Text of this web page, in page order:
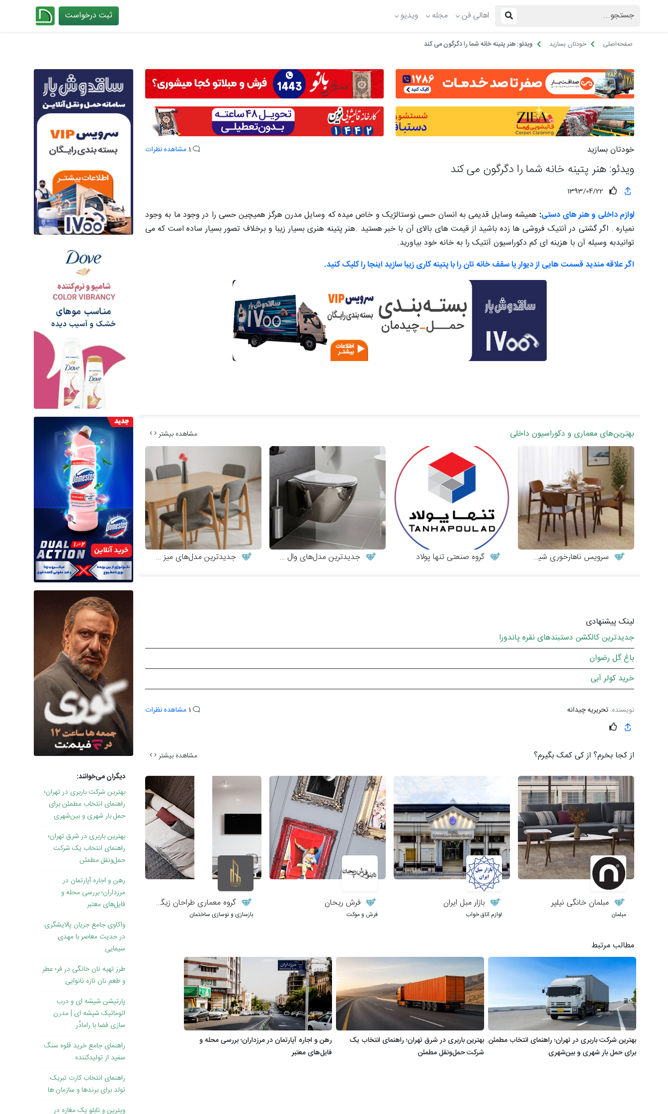
اهالی فن مجله ویدیو ثبت درخواست
صفحه‌اصلی خودتان بسازید ویدئو: هنر پتینه خانه شما را دگرگون می کند
خودتان بسازید مشاهده نظرات
ویدئو: هنر پتینه خانه شما را دگرگون می کند
1393/04/22
لوازم داخلی و هنر های دستی: همیشه وسایل قدیمی به انسان حسی نوستالژیک و خاص میده که وسایل مدرن هرگز همیچین حسی را در وجود ما به وجود
نمیاره . اگر گشتی در آنتیک فروشی ها زده باشید از قیمت های بالای آن با خبر هستید .هنر پتینه هنری بسیار زیبا و برخلاف تصور بسیار ساده است که می
توانیدبه وسیله آن با هزینه ای کم دکوراسیون آنتیک را به خانه خود بیاورید.
اگر علاقه مندید قسمت هایی از دیوار یا سقف خانه تان را با پتینه کاری زیبا سازید اینجا را کلیک کنید.
بهترین‌های معماری و دکوراسیون داخلی مشاهده بیشتر
سرویس ناهارخوری شیک و مینیمال گروه صنعتی تنها پولاد جدیدترین مدل‌های وال هنگ جدیدترین مدل‌های میز و صندلی چوبی مدرن
لینک پیشنهادی
جدیدترین کالکشن دستبندهای نقره پاندورا
باغ گل رضوان
خرید کولر آبی
نویسنده: تحریریه چیدانه مشاهده نظرات
از کجا بخرم؟ از کی کمک بگیرم؟ مشاهده بیشتر
مبلمان خانگی نیلپر
مبلمان
بازار مبل ایران
لوازم اتاق خواب
فرش ریحان
فرش و موکت
گروه معماری طراحان زیگورات
بازسازی و نوسازی ساختمان
مطالب مرتبط
بهترین شرکت باربری در تهران؛ راهنمای انتخاب مطمئن
برای حمل بار شهری و بین‌شهری
بهترین باربری در شرق تهران؛ راهنمای انتخاب یک
شرکت حمل‌ونقل مطمئن
رهن و اجاره آپارتمان در مرزداران؛ بررسی محله و
فایل‌های معتبر
دیگران می‌خوانند:
بهترین شرکت باربری در تهران؛
راهنمای انتخاب مطمئن برای
حمل بار شهری و بین‌شهری
بهترین باربری در شرق تهران؛
راهنمای انتخاب یک شرکت
حمل‌ونقل مطمئن
رهن و اجاره آپارتمان در
مرزداران؛ بررسی محله و
فایل‌های معتبر
واکاوی جامع جریان پالایشگری
در حدیث معاصر با مهدی
سیمایی
طرز تهیه نان خانگی در فر؛ عطر
و طعم نان تازه نانوایی
پارتیشن شیشه ای و درب
اتوماتیک شیشه ای | مدرن
سازی فضا با رامادُر
راهنمای جامع خرید قلوه سنگ
سفید از تولیدکننده
راهنمای انتخاب کارت تبریک
تولد برای برندها و سازمان ها
ویترین و تابلو یک مغازه در